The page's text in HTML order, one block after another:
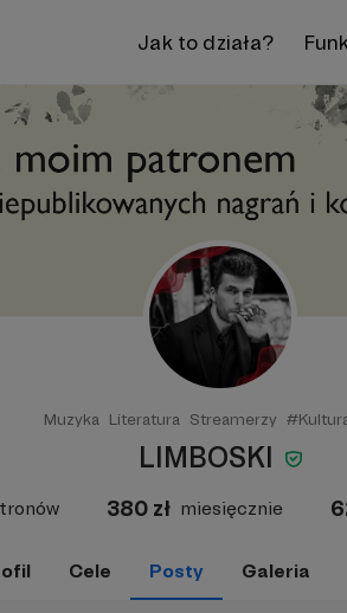
Jak to działa?
Muzyka Literatura Streamerzy
LIMBOSKI
380 zł miesięcznie
Cele Posty Galeria